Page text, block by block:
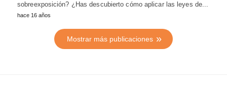
sobreexposición? ¿Has descubierto cómo aplicar las leyes de...
hace 16 años
Mostrar más publicaciones